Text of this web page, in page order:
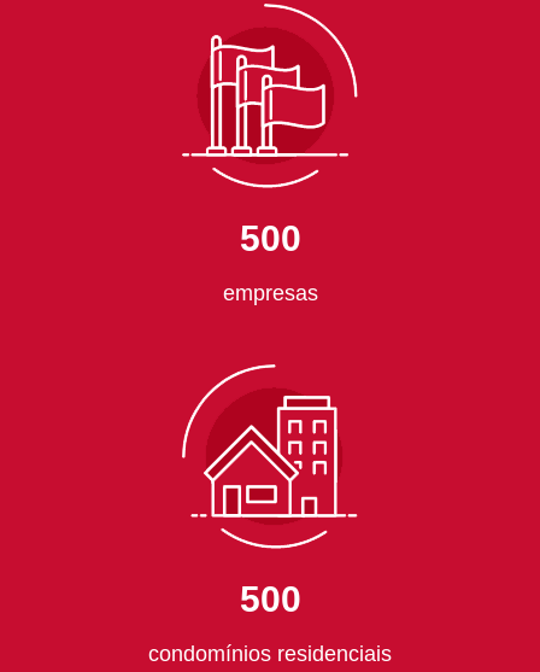
500
empresas
500
condomínios residenciais